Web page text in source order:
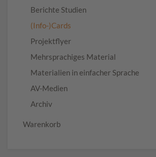
Berichte Studien
(Info-)Cards
Projektflyer
Mehrsprachiges Material
Materialien in einfacher Sprache
AV-Medien
Archiv
Warenkorb